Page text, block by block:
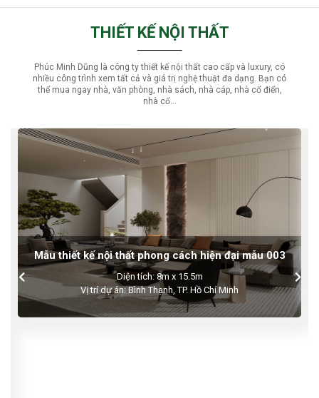
THIẾT KẾ NỘI THẤT
Phúc Minh Dũng là công ty thiết kế nội thất cao cấp và luxury, có
nhiều công trình xem tất cả và giá trị nghệ thuật đa dạng. Bạn có
thể mua ngay nhà, văn phòng, nhà sách, nhà cáp, nhà cổ điển,
nhà cổ...
Mẫu thiết kế nội thất phong cách hiện đại mẫu 002
- Diện tích: 323m2
- Vị trí: Long An